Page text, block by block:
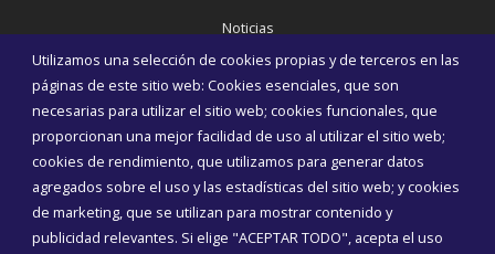
Utilizamos una selección de cookies propias y de terceros en las
páginas de este sitio web: Cookies esenciales, que son
necesarias para utilizar el sitio web; cookies funcionales, que
proporcionan una mejor facilidad de uso al utilizar el sitio web;
cookies de rendimiento, que utilizamos para generar datos
agregados sobre el uso y las estadísticas del sitio web; y cookies
de marketing, que se utilizan para mostrar contenido y
publicidad relevantes. Si elige "ACEPTAR TODO", acepta el uso
Noticias
Eventos
Corporación Municipal
Teléfonos de interés
INICIAR SESIÓN
MAPA WEB